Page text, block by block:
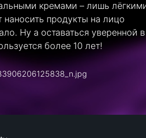
кремами – лишь
продукты на лицо
Ну а оставаться уверенной
более 10 лет!